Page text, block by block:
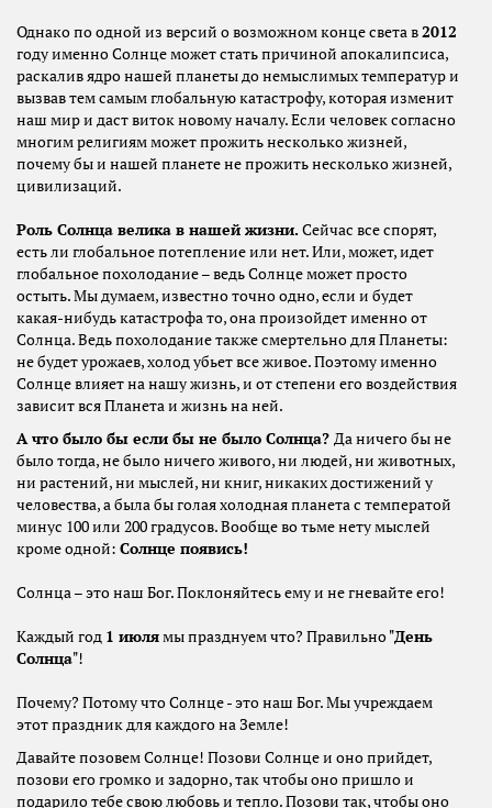
Однако по одной из версий о возможном конце света в2012
году именно Солнце может стать причиной апокалипсиса,
раскалив ядро нашей планеты до немыслимых температур и
вызвав тем самым глобальную катастрофу, которая изменит
наш мир и даст виток новому началу. Если человек согласно
многим религиям может прожить несколько жизней,
почему бы и нашей планете не прожить несколько жизней,
цивилизаций.
Роль Солнца велика в нашей жизни.Сейчас все спорят,
есть ли глобальное потепление или нет. Или, может, идет
глобальное похолодание – ведь Солнце может просто
остыть. Мы думаем, известно точно одно, если и будет
какая-нибудь катастрофа то, она произойдет именно от
Солнца. Ведь похолодание также смертельно для Планеты:
не будет урожаев, холод убьет все живое. Поэтому именно
Солнце влияет на нашу жизнь, и от степени его воздействия
зависит вся Планета и жизнь на ней.
А что было бы если бы не было Солнца? Да ничего бы не
было тогда, не было ничего живого, ни людей, ни животных,
ни растений, ни мыслей, ни книг, никаких достижений у
человества, а была бы голая холодная планета с температой
минус 100 или 200 градусов. Вообще во тьме нету мыслей
кроме одной: Солнце появись!
Солнца – это наш Бог. Поклоняйтесь ему и не гневайте его!
Каждый год 1 июлямы празднуем что? Правильно "День
Солнца"!
Почему? Потому что Солнце - это наш Бог. Мы учреждаем
этот праздник для каждого на Земле!
Давайте позовем Солнце! Позови Солнце и оно прийдет,
позови его громко и задорно, так чтобы оно пришло и
подарило тебе свою любовь и тепло. Позови так, чтобы оно